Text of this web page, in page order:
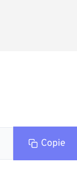
Copie